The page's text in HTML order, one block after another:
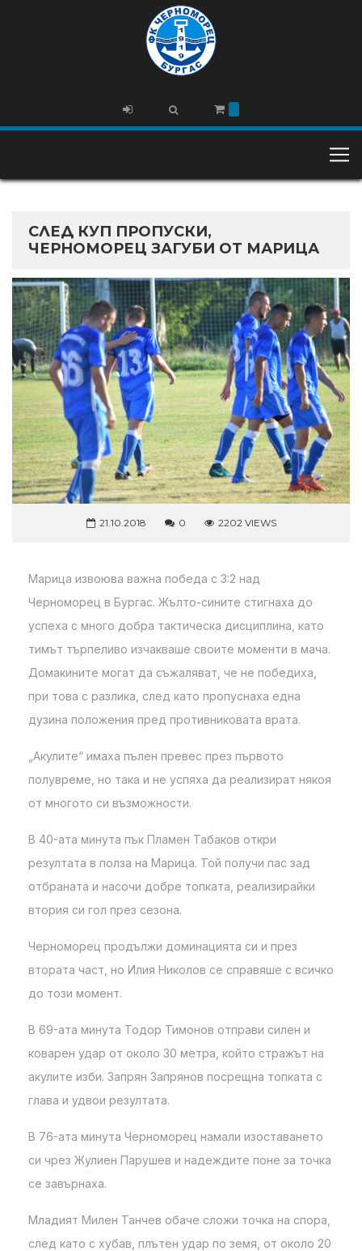
СЛЕД КУП ПРОПУСКИ,
ЧЕРНОМОРЕЦ ЗАГУБИ ОТ МАРИЦА
21.10.2018 0 2202 VIEWS
Марица извоюва важна победа с 3:2 над
Черноморец в Бургас. Жълто-сините стигнаха до
успеха с много добра тактическа дисциплина, като
тимът търпеливо изчакваше своите моменти в мача.
Домакините могат да съжаляват, че не победиха,
при това с разлика, след като пропуснаха една
дузина положения пред противниковата врата.
„Акулите“ имаха пълен превес през първото
полувреме, но така и не успяха да реализират някоя
от многото си възможности.
В 40-ата минута пък Пламен Табаков откри
резултата в полза на Марица. Той получи пас зад
отбраната и насочи добре топката, реализирайки
втория си гол през сезона.
Черноморец продължи доминацията си и през
втората част, но Илия Николов се справяше с всичко
до този момент.
В 69-ата минута Тодор Тимонов отправи силен и
коварен удар от около 30 метра, който стражът на
акулите изби. Запрян Запрянов посрещна топката с
глава и удвои резултата.
В 76-ата минута Черноморец намали изоставането
си чрез Жулиен Парушев и надеждите поне за точка
се завърнаха.
Младият Милен Танчев обаче сложи точка на спора,
след като с хубав, плътен удар по земя, от около 20